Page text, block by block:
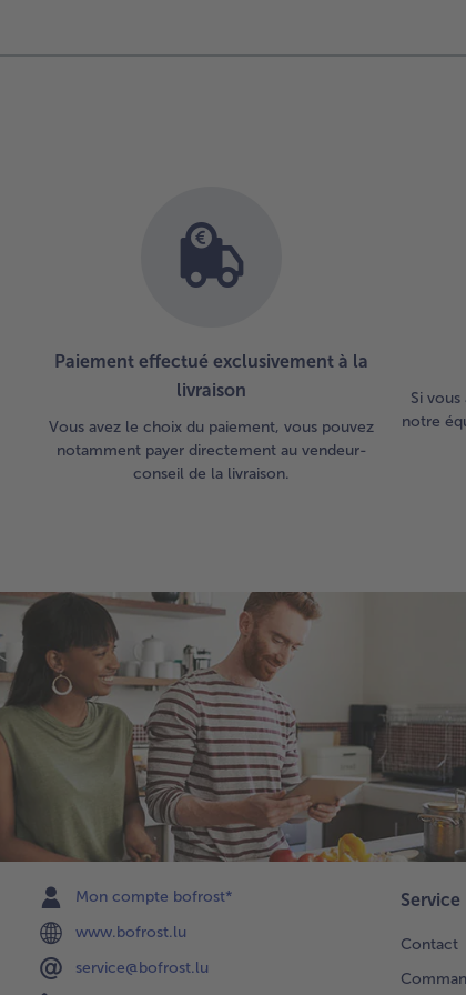
Paiement effectué exclusivement à la
livraison
Vous avez le choix du paiement, vous pouvez
notamment payer directement au vendeur-
conseil de la livraison.
Si
notre
Mon compte bofrost*
www.bofrost.lu
service@bofrost.lu
Service
Contact